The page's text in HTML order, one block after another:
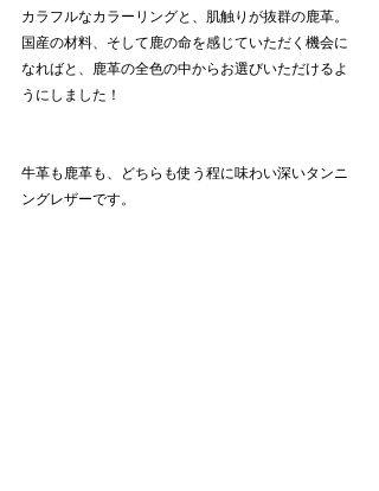
カラフルなカラーリングと、肌触りが抜群の鹿革。
国産の材料、そして鹿の命を感じていただく機会に
なればと、鹿革の全色の中からお選びいただけるよ
うにしました！
牛革も鹿革も、どちらも使う程に味わい深いタンニ
ングレザーです。